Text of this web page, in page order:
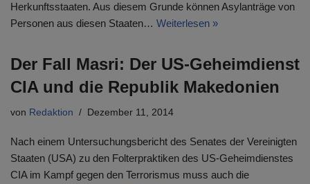
Herkunftsstaaten. Aus diesem Grunde können Asylanträge von
Personen aus diesen Staaten… Weiterlesen »
Der Fall Masri: Der US-Geheimdienst
CIA und die Republik Makedonien
von Redaktion Dezember 11, 2014
Nach einem Untersuchungsbericht des Senates der Vereinigten
Staaten (USA) zu den Folterpraktiken des US-Geheimdienstes
CIA im Kampf gegen den Terrorismus muss auch die